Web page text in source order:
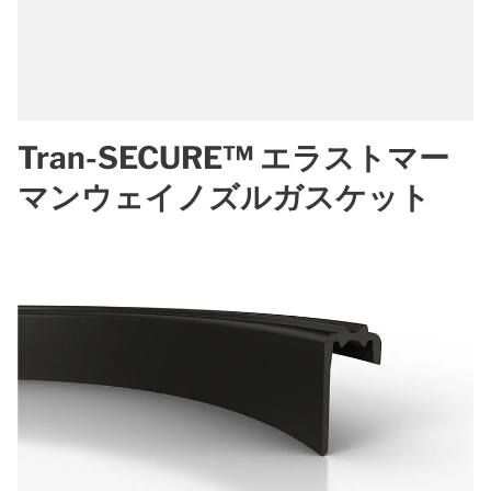
Tran-SECURE™ エラストマー
マンウェイノズルガスケット